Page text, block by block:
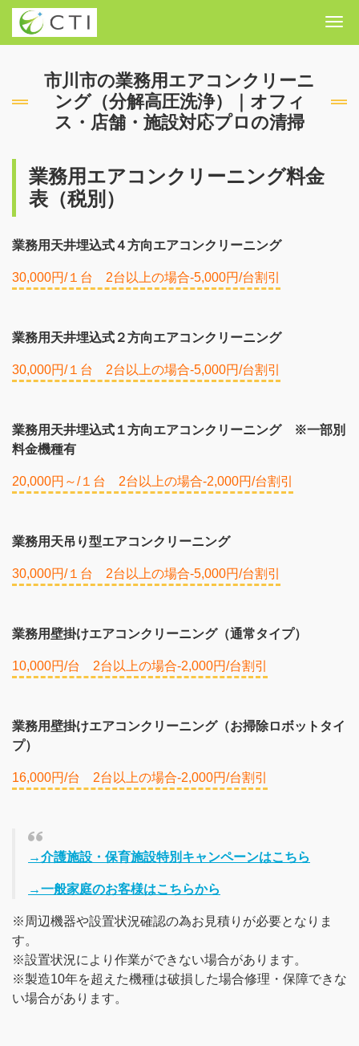
市川市の業務用エアコンクリーニ
ング（分解高圧洗浄）｜オフィ
ス・店舗・施設対応プロの清掃
業務用エアコンクリーニング料金
表（税別）
業務用天井埋込式４方向エアコンクリーニング
30,000円/１台 2台以上の場合-5,000円/台割引
業務用天井埋込式２方向エアコンクリーニング
30,000円/１台 2台以上の場合-5,000円/台割引
業務用天井埋込式１方向エアコンクリーニング ※一部別
料金機種有
20,000円～/１台 2台以上の場合-2,000円/台割引
業務用天吊り型エアコンクリーニング
30,000円/１台 2台以上の場合-5,000円/台割引
業務用壁掛けエアコンクリーニング（通常タイプ）
10,000円/台 2台以上の場合-2,000円/台割引
業務用壁掛けエアコンクリーニング（お掃除ロボットタイ
プ）
16,000円/台 2台以上の場合-2,000円/台割引
→介護施設・保育施設特別キャンペーンはこちら
→一般家庭のお客様はこちらから
※周辺機器や設置状況確認の為お見積りが必要となりま
す。
※設置状況により作業ができない場合があります。
※製造10年を超えた機種は破損した場合修理・保障できな
い場合があります。